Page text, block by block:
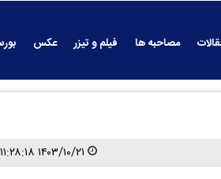
مصاحبه ها فیلم و تیزر عکس
۱۴۰۳/۱۰/۲۱ ۱۱:۲۸:۱۸